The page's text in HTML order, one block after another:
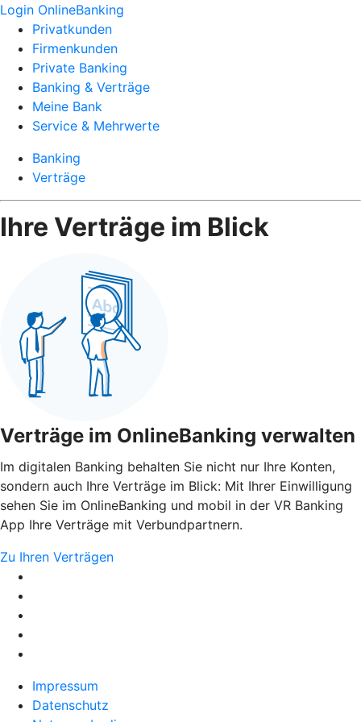
Login OnlineBanking
Privatkunden
Firmenkunden
Private Banking
Banking & Verträge
Meine Bank
Service & Mehrwerte
Banking
Verträge
Ihre Verträge im Blick
Verträge im OnlineBanking verwalten
Im digitalen Banking behalten Sie nicht nur Ihre Konten,
sondern auch Ihre Verträge im Blick: Mit Ihrer Einwilligung
sehen Sie im OnlineBanking und mobil in der VR Banking
App Ihre Verträge mit Verbundpartnern.
Zu Ihren Verträgen
Impressum
Datenschutz